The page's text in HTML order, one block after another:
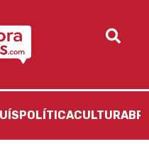
POLÍTICACULTURA